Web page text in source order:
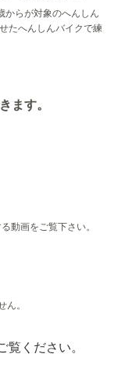
からが対象のへんしん
たへんしんバイクで練
ます。
動画をご覧下さい。
ん。
覧ください。